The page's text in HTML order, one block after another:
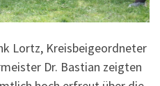
Lortz, Kreisbeigeordneter
Dr. Bastian zeigten